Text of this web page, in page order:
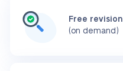
Free revision
(on demand)